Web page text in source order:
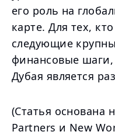
его роль на
карте. Для тех,
следующие
финансовые
Дубая является
(Статья основана
Partners и New